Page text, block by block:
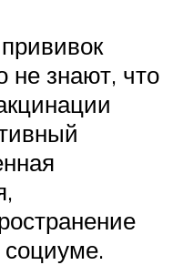
не знают, что